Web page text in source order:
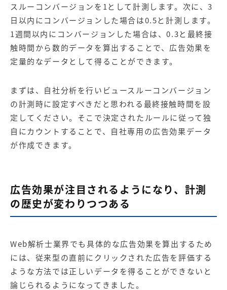
スルーコンバージョンを1として計測します。次に、3
日以内にコンバージョンした場合は0.5と計測します。
1週間以内にコンバージョンした場合は、0.3と最終接
触時間から数的データを算出することで、広告効果を
定量的なデータとして得ることができます。
まずは、自社分析を行いビュースルーコンバージョン
の計測時に設定すべきだと思われる最終接触時間を設
定してください。そこで決定されたルールに従って独
自にカウントすることで、自社専用の広告効果データ
が作成できます。
広告効果が注目されるようになり、計測
の歴史が変わりつつある
Web解析士業界でも具体的な広告効果を算出するため
には、従来型の直前にクリックされた広告を評価する
ような方法では正しいデータを得ることができないと
論じられるようになってきました。